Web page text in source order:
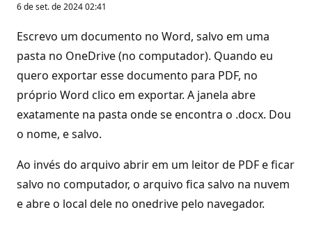
6 de set. de 2024 02:41
Escrevo um documento no Word, salvo em uma
pasta no OneDrive (no computador). Quando eu
quero exportar esse documento para PDF, no
próprio Word clico em exportar. A janela abre
exatamente na pasta onde se encontra o .docx. Dou
o nome, e salvo.
Ao invés do arquivo abrir em um leitor de PDF e ficar
salvo no computador, o arquivo fica salvo na nuvem
e abre o local dele no onedrive pelo navegador.